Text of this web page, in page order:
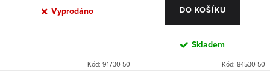
Vyprodáno
Kód: 91730-50
DO KOŠÍKU
Skladem
Kód: 84530-50